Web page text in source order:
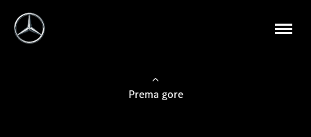
Prema gore